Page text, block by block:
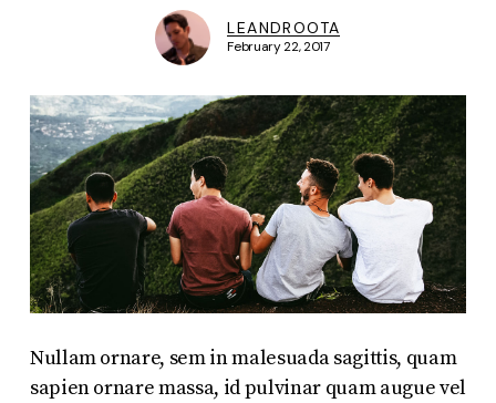
LEANDROOTA
February 22, 2017
Nullam ornare, sem in malesuada sagittis, quam
sapien ornare massa, id pulvinar quam augue vel